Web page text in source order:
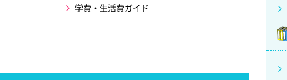
学費・生活費ガイド